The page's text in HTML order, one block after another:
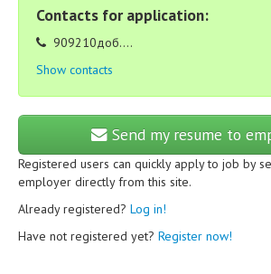
Contacts for application:
909210доб....
Show contacts
Send my resume to
Registered users can quickly apply to job by
employer directly from this site.
Already registered? Log in!
Have not registered yet? Register now!